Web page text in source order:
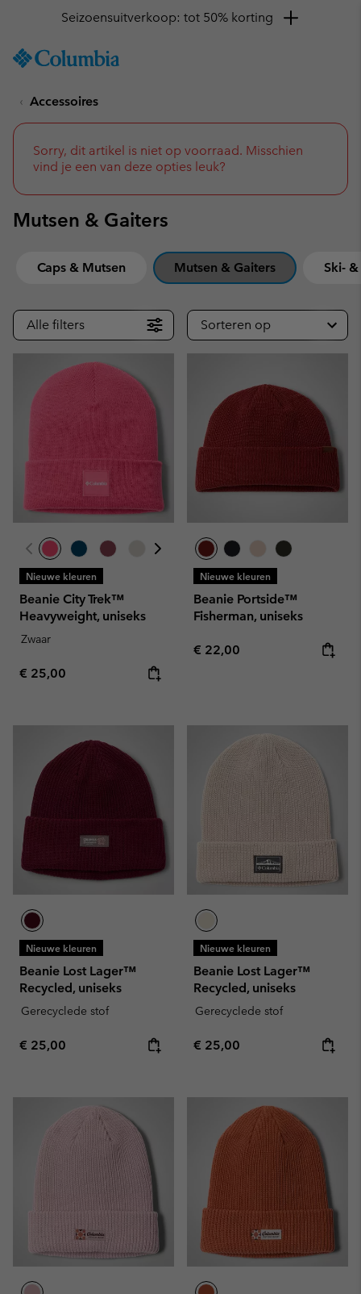
TO
SKIP
NAV
TO
SEARCH
Krijg 10% korting
Accessoires
Sorry, dit artikel is niet op voorraad. Misschien
vind je een van deze opties leuk?
Mutsen & Gaiters
Caps & Mutsen Mutsen & Gaiters Ski-
Alle filters Sorteren op
Nieuwe kleuren
Beanie City Trek™
Heavyweight, uniseks
Zwaar
Regular price:
€ 25,00
Nieuwe kleuren
Beanie Portside™
Fisherman, uniseks
Regular price:
€ 22,00
Nieuwe kleuren
Beanie Lost Lager™
Recycled, uniseks
Gerecyclede stof
Regular price:
€ 25,00
Nieuwe kleuren
Beanie Lost Lager™
Recycled, uniseks
Gerecyclede stof
Regular price:
€ 25,00